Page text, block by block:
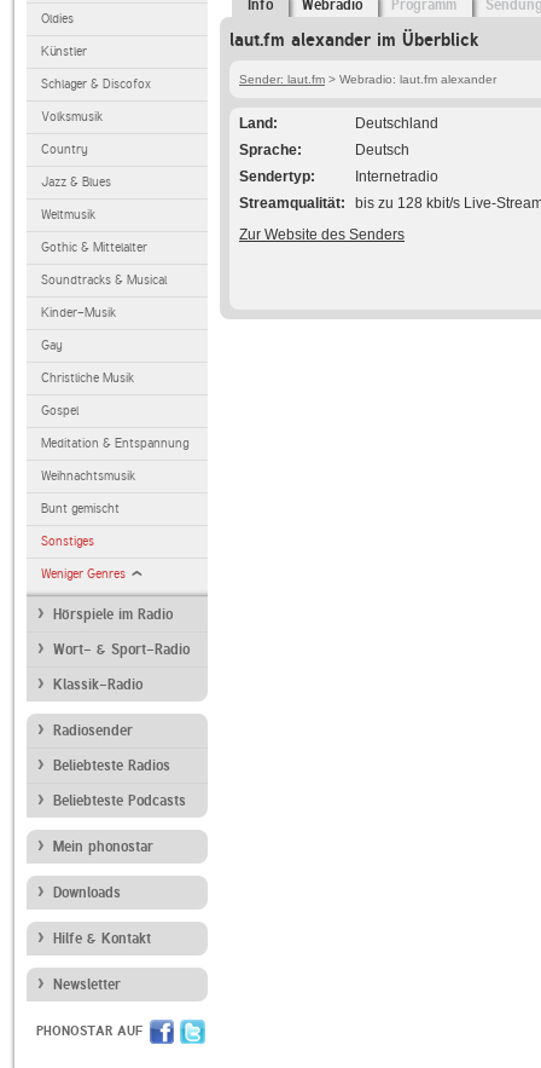
Oldies
Künstler
Schlager & Discofox
Volksmusik
Country
Jazz & Blues
Weltmusik
Gothic & Mittelalter
Soundtracks & Musical
Kinder-Musik
Gay
Christliche Musik
Gospel
Meditation & Entspannung
Weihnachtsmusik
Bunt gemischt
Sonstiges
Weniger Genres
Hörspiele im Radio
Wort- & Sport-Radio
Klassik-Radio
Radiosender
Beliebteste Radios
Beliebteste Podcasts
Mein phonostar
Downloads
Hilfe & Kontakt
Newsletter
PHONOSTAR AUF
Info Webradio Programm
laut.fm alexander im Überblick
Sender: laut.fm > Webradio: laut.fm alexander
Land
Deutschland
Sprache
Deutsch
Sendertyp
Internetradio
Streamqualität
bis zu 128 kbit/s Live-
Zur Website des Senders